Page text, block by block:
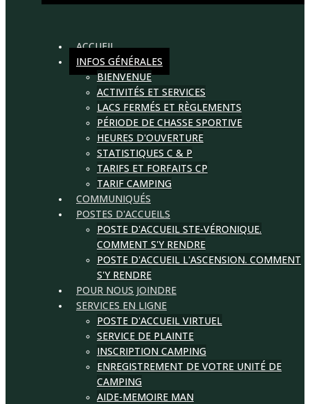
ACCUEIL
INFOS GÉNÉRALES
BIENVENUE
ACTIVITÉS ET SERVICES
LACS FERMÉS ET RÈGLEMENTS
PÉRIODE DE CHASSE SPORTIVE
HEURES D'OUVERTURE
STATISTIQUES C & P
TARIFS ET FORFAITS CP
TARIF CAMPING
COMMUNIQUÉS
POSTES D'ACCUEILS
POSTE D'ACCUEIL STE-VÉRONIQUE.
COMMENT S'Y RENDRE
POSTE D'ACCUEIL L'ASCENSION. COMMENT
S'Y RENDRE
POUR NOUS JOINDRE
SERVICES EN LIGNE
POSTE D'ACCUEIL VIRTUEL
SERVICE DE PLAINTE
INSCRIPTION CAMPING
ENREGISTREMENT DE VOTRE UNITÉ DE
CAMPING
AIDE-MEMOIRE MAN